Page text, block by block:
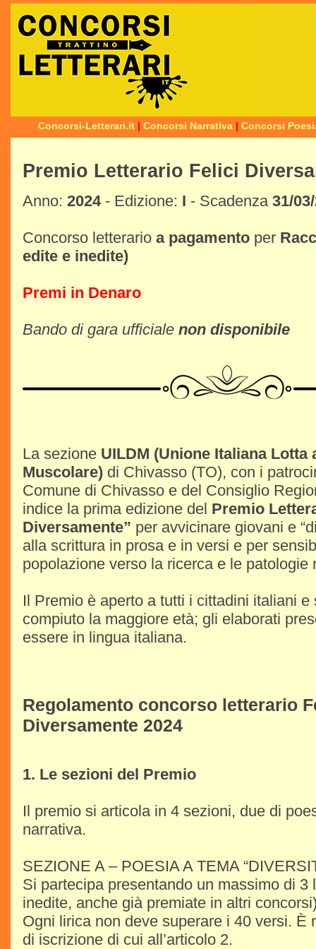
Concorsi-Letterari.it | Concorsi Narrativa | Concorsi
Premio Letterario Felici
Anno: 2024- Edizione: I - Scadenza 31/
Concorso letterario a pagamento per
edite e inedite)
Premi in Denaro
Bando di gara ufficiale non disponibile
La sezione UILDM (Unione Italiana Lotta
Muscolare) di Chivasso (TO), con i
Comune di Chivasso e del Consiglio
indice la prima edizione del Premio
Diversamente” per avvicinare giovani e
alla scrittura in prosa e in versi e per
popolazione verso la ricerca e le patologie
Il Premio è aperto a tutti i cittadini italiani
compiuto la maggiore età; gli elaborati
essere in lingua italiana.
Regolamento concorso letterario
Diversamente 2024
1. Le sezioni del Premio
Il premio si articola in 4 sezioni, due di
narrativa.
SEZIONE A – POESIA A TEMA
Si partecipa presentando un massimo di 3
inedite, anche già premiate in altri
Ogni lirica non deve superare i 40 versi. È
di iscrizione di cui all’articolo 2.